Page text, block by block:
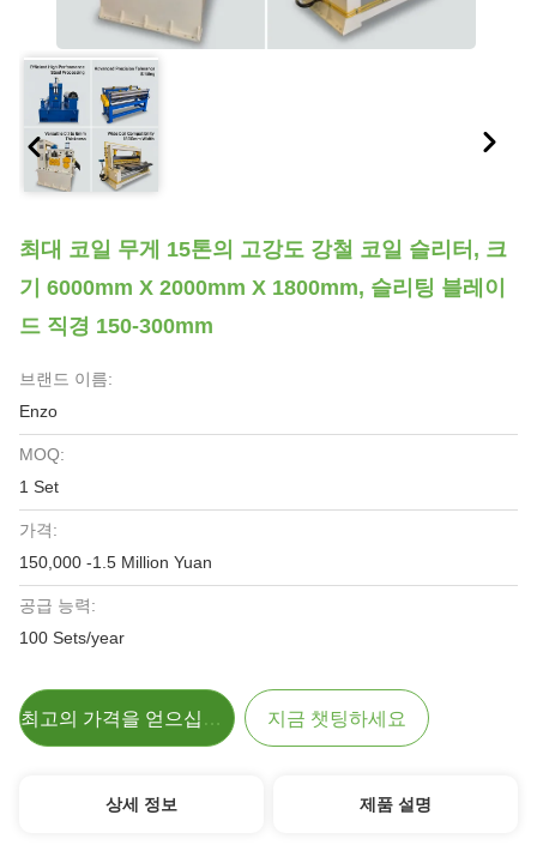
최대 코일 무게 15톤의 고강도 강철 코일 슬리터, 크
기 6000mm X 2000mm X 1800mm, 슬리팅 블레이
드 직경 150-300mm
브랜드 이름:
Enzo
MOQ:
1 Set
가격:
150,000 -1.5 Million Yuan
공급 능력:
100 Sets/year
최고의 가격을 얻으십시오 지금 챗팅하세요
상세 정보 제품 설명